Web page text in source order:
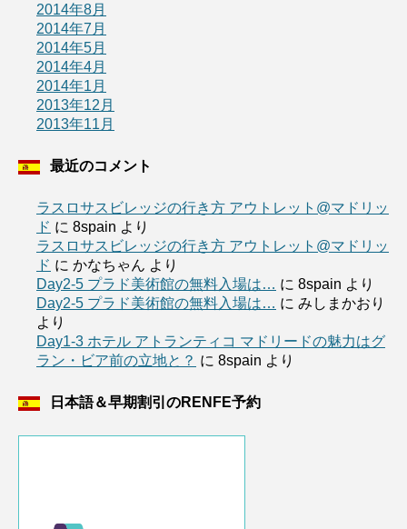
2014年8月
2014年7月
2014年5月
2014年4月
2014年1月
2013年12月
2013年11月
最近のコメント
ラスロサスビレッジの行き方 アウトレット@マドリッ
ド に 8spain より
ラスロサスビレッジの行き方 アウトレット@マドリッ
ド に かなちゃん より
Day2-5 プラド美術館の無料入場は… に 8spain より
Day2-5 プラド美術館の無料入場は… に みしまかおり
より
Day1-3 ホテル アトランティコ マドリードの魅力はグ
ラン・ビア前の立地と？ に 8spain より
日本語＆早期割引のRENFE予約